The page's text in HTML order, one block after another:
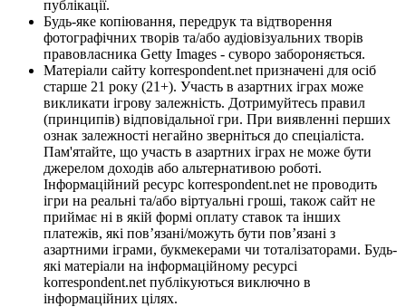
публікації.
Будь-яке копіювання, передрук та відтворення
фотографічних творів та/або аудіовізуальних творів
правовласника Getty Images - суворо забороняється.
Матеріали сайту korrespondent.net призначені для осіб
старше 21 року (21+). Участь в азартних іграх може
викликати ігрову залежність. Дотримуйтесь правил
(принципів) відповідальної гри. При виявленні перших
ознак залежності негайно зверніться до спеціаліста.
Пам'ятайте, що участь в азартних іграх не може бути
джерелом доходів або альтернативою роботі.
Інформаційний ресурс korrespondent.net не проводить
ігри на реальні та/або віртуальні гроші, також сайт не
приймає ні в якій формі оплату ставок та інших
платежів, які пов’язані/можуть бути пов’язані з
азартними іграми, букмекерами чи тоталізаторами. Будь-
які матеріали на інформаційному ресурсі
korrespondent.net публікуються виключно в
інформаційних цілях.